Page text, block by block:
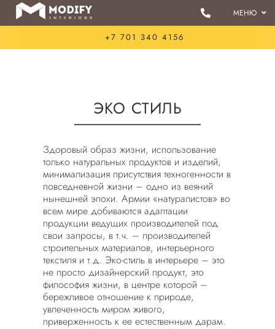
Skip
content
МЕНЮ
+7 701 340 4156
ЭКО СТИЛЬ
Здоровый образ жизни, использование
только натуральных продуктов и изделий,
минимализация присутствия техногенности в
повседневной жизни – одно из веяний
нынешней эпохи. Армии «натуралистов» во
всем мире добиваются адаптации
продукции ведущих производителей под
свои запросы, в т.ч. – производителей
строительных материалов, интерьерного
текстиля и т.д. Эко-стиль в интерьере – это
не просто дизайнерский продукт, это
философия жизни, в центре которой –
бережливое отношение к природе,
увлеченность миром живого,
приверженность к ее естественным дарам.